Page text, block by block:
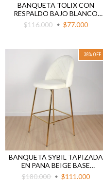
BANQUETA TOLIX CON
RESPALDO BAJO BLANCO
ASIENTO MADERA
$116.000 $77.000
38% OFF
BANQUETA SYBIL TAPIZADA
EN PANA BEIGE BASE
DORADA
$180.000 $111.000